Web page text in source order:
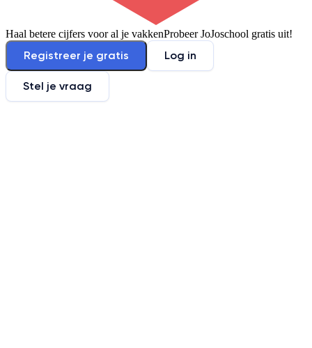
Haal betere cijfers voor al je vakkenProbeer JoJoschool gratis uit!
Registreer je gratis Log in
Stel je vraag